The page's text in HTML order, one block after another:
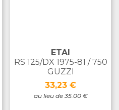
ETAI
RS 125/DX 1975-81 / 750
GUZZI
Prix
33,23 €
au lieu de 35.00 €